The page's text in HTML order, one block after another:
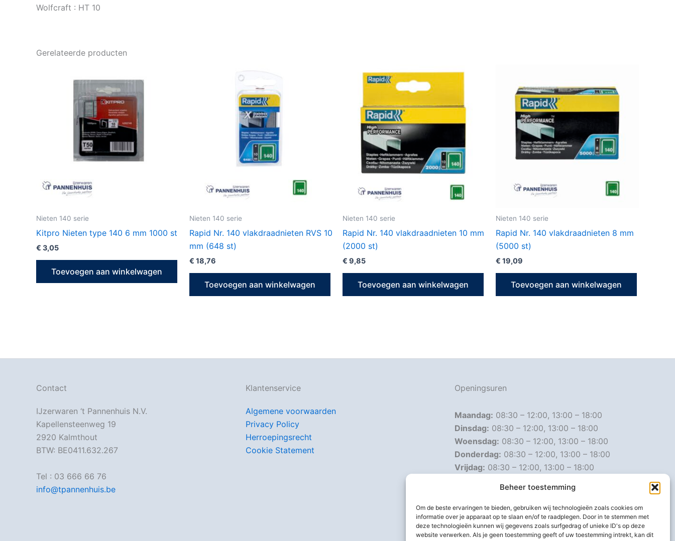
Beheer toestemming
Om de beste ervaringen te bieden, gebruiken wij technologieën zoals cookies om
informatie over je apparaat op te slaan en/of te raadplegen. Door in te stemmen met
deze technologieën kunnen wij gegevens zoals surfgedrag of unieke ID's op deze
website verwerken. Als je geen toestemming geeft of uw toestemming intrekt, kan dit
Wolfcraft : HT 10
Gerelateerde producten
Nieten 140 serie
Kitpro Nieten type 140 6 mm 1000 st
€ 3,05
Toevoegen aan winkelwagen
Nieten 140 serie
Rapid Nr. 140 vlakdraadnieten RVS 10
mm (648 st)
€ 18,76
Toevoegen aan winkelwagen
Nieten 140 serie
Rapid Nr. 140 vlakdraadnieten 10 mm
(2000 st)
€ 9,85
Toevoegen aan winkelwagen
Nieten 140 serie
Rapid Nr. 140 vlakdraadnieten 8 mm
(5000 st)
€ 19,09
Toevoegen aan winkelwagen
Contact
IJzerwaren ‘t Pannenhuis N.V.
Kapellensteenweg 19
2920 Kalmthout
BTW: BE0411.632.267
Tel : 03 666 66 76
info@tpannenhuis.be
Klantenservice
Algemene voorwaarden
Privacy Policy
Herroepingsrecht
Cookie Statement
Openingsuren
Maandag: 08:30 – 12:00, 13:00 – 18:00
Dinsdag: 08:30 – 12:00, 13:00 – 18:00
Woensdag: 08:30 – 12:00, 13:00 – 18:00
Donderdag: 08:30 – 12:00, 13:00 – 18:00
Vrijdag: 08:30 – 12:00, 13:00 – 18:00
Gesloten
Afwijkende openingsuren